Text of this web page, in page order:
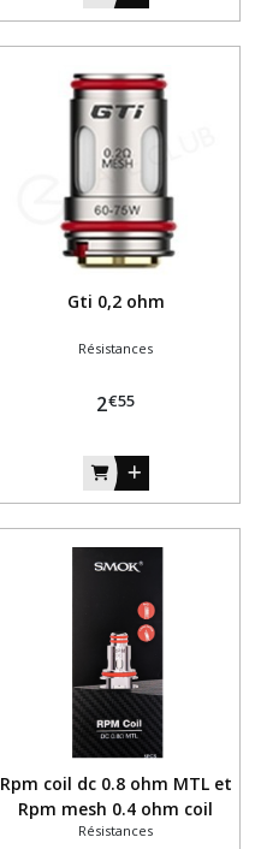
Gti 0,2 ohm
Résistances
2€55
Rpm coil dc 0.8 ohm MTL et
Rpm mesh 0.4 ohm coil
Résistances